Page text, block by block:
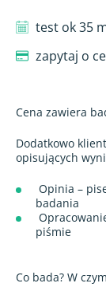
test ok 35
zapytaj o
Cena zawiera
Dodatkowo
opisujących
Opinia –
badania
piśmie
Co bada? W